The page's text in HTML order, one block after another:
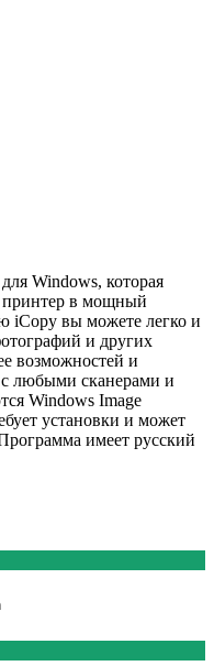
Windows, которая
принтер в мощный
iCopy вы можете легко и
и других
возможностей и
с любыми сканерами и
Windows Image
установки и может
имеет русский